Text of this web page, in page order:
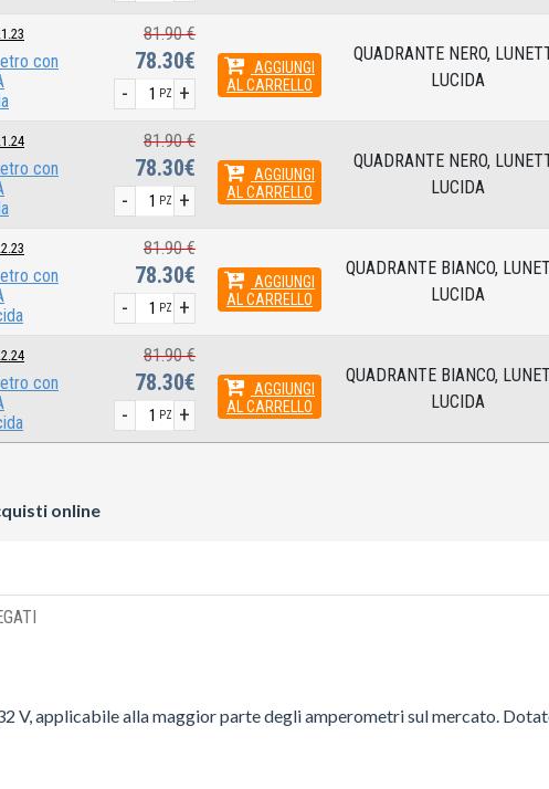
con
81.90 €
78.30€
+
- PZ
AGGIUNGI
AL CARRELLO
QUADRANTE NERO,
LUCIDA
con
81.90 €
78.30€
+
- PZ
AGGIUNGI
AL CARRELLO
QUADRANTE NERO,
LUCIDA
con
81.90 €
78.30€
+
- PZ
AGGIUNGI
AL CARRELLO
QUADRANTE BIANCO,
LUCIDA
con
81.90 €
78.30€
+
- PZ
AGGIUNGI
AL CARRELLO
QUADRANTE BIANCO,
LUCIDA
online
V, applicabile alla maggior parte degli amperometri sul mercato.